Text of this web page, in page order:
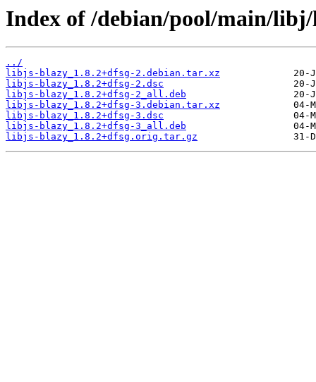
Index of /debian/pool/main/
../
libjs-blazy_1.8.2+dfsg-2.debian.tar.xz
libjs-blazy_1.8.2+dfsg-2.dsc
libjs-blazy_1.8.2+dfsg-2_all.deb
libjs-blazy_1.8.2+dfsg-3.debian.tar.xz
libjs-blazy_1.8.2+dfsg-3.dsc
libjs-blazy_1.8.2+dfsg-3_all.deb
libjs-blazy_1.8.2+dfsg.orig.tar.gz